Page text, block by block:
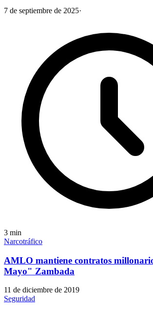
7 de septiembre de 2025·
3 min
Narcotráfico
AMLO mantiene contratos
Mayo" Zambada
11 de diciembre de 2019
Seguridad